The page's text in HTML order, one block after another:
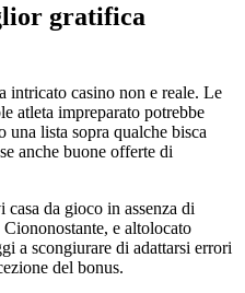
gratifica
intricato casino non e reale. Le
atleta impreparato potrebbe
una lista sopra qualche bisca
anche buone offerte di
da gioco in assenza di
e altolocato
a scongiurare di adattarsi errori
del bonus.